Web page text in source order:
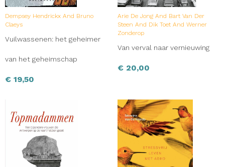
Dempsey Hendrickx And Bruno
Claeys
Vuilwassenen: het geheimer
van het geheimschap
€ 19,50
Arie De Jong And Bart Van Der
Steen And Dik Toet And Werner
Zonderop
Van verval naar vernieuwing
€ 20,00